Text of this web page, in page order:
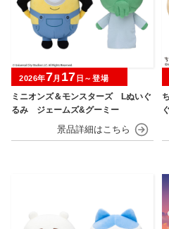
ミニオンズ＆モンスターズ Lぬいぐ
るみ ジェームズ&グーミー
2026年7月 17 日～登場